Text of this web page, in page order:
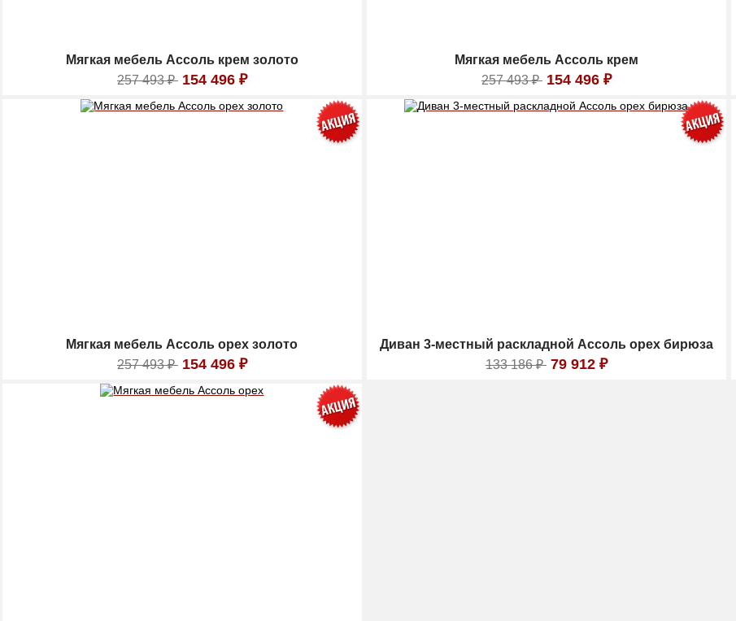
Мягкая мебель Ассоль крем золото
257 493₽ 154 496 ₽
Мягкая мебель Ассоль крем
257 493₽ 154 496 ₽
Мягкая мебель Ассоль орех золото
257 493₽ 154 496 ₽
Диван 3-местный раскладной Ассоль орех бирюза
133 186₽ 79 912 ₽